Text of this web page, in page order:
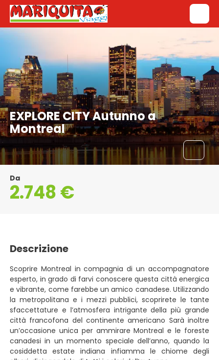
EXPLORE CITY Autunno a
Montreal
Da
2.748 €
Descrizione
Scoprire Montreal in compagnia di un accompagnatore
esperto, in grado di farvi conoscere questa città energica
e vibrante, come farebbe un amico canadese. Utilizzando
la metropolitana e i mezzi pubblici, scoprirete le tante
sfaccettature e l’atmosfera intrigante della più grande
città francofona del continente americano Sarà inoltre
un’occasione unica per ammirare Montreal e le foreste
canadesi in un momento speciale dell’anno, quando la
cosiddetta estate indiana infiamma le chiome degli